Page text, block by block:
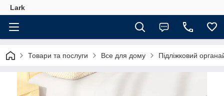
Lark
Товари та послуги Все для дому Підліжковий